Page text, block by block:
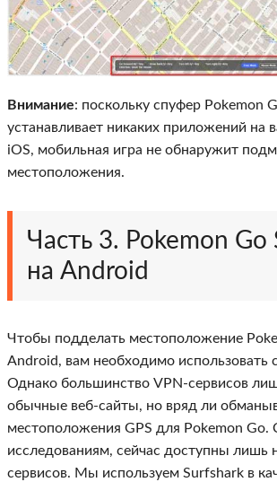
Внимание: поскольку спуфер Pokemon
устанавливает никаких приложений на
iOS, мобильная игра не обнаружит
местоположения.
Часть 3. Pokemon Go
на Android
Чтобы подделать местоположение
Android, вам необходимо использовать
Однако большинство VPN-сервисов
обычные веб-сайты, но вряд ли
местоположения GPS для Pokemon Go.
исследованиям, сейчас доступны лишь
сервисов. Мы используем Surfshark в